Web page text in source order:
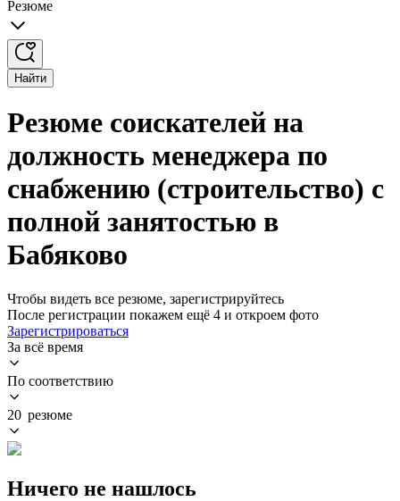
Резюме
Найти
Резюме соискателей на
должность менеджера по
снабжению (строительство) с
полной занятостью в
Бабяково
Чтобы видеть все резюме, зарегистрируйтесь
После регистрации покажем ещё 4 и откроем фото
Зарегистрироваться
За всё время
По соответствию
20 резюме
Ничего не нашлось